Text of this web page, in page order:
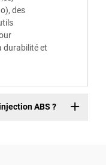
des
durabilité et
ABS ?